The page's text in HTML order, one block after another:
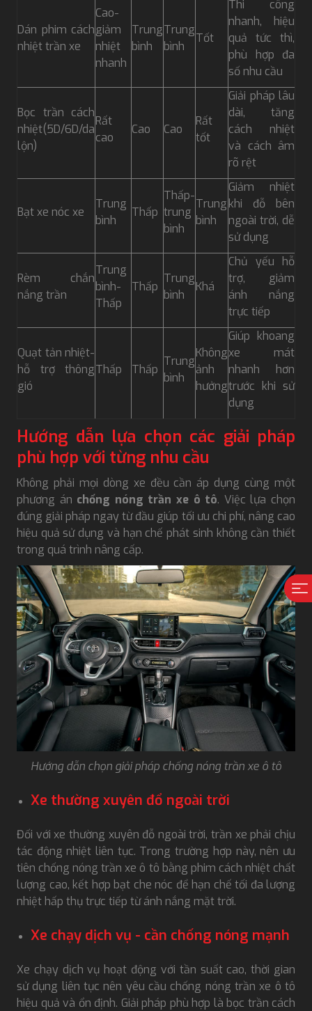
Dán phim cách
nhiệt trần xe
Cao-
giảm
nhiệt
nhanh
Trung
bình
Trung
bình
Tốt
Thi công
nhanh, hiệu
quả tức thì,
phù hợp đa
số nhu cầu
Bọc trần cách
nhiệt(5D/6D/da
lộn)
Rất
cao
Cao Cao
Rất
tốt
Giải pháp lâu
dài, tăng
cách nhiệt
và cách âm
rõ rệt
Bạt xe nóc xe
Trung
bình
Thấp
Thấp-
trung
bình
Trung
bình
Giảm nhiệt
khi đỗ bên
ngoài trời, dễ
sử dụng
Rèm chắn
nắng trần
Trung
bình-
Thấp
Thấp
Trung
bình
Khá
Chủ yếu hỗ
trợ, giảm
ánh nắng
trực tiếp
Quạt tản nhiệt-
hỗ trợ thông
gió
Thấp Thấp
Trung
bình
Không
ảnh
hưởng
Giúp khoang
xe mát
nhanh hơn
trước khi sử
dụng
Hướng dẫn lựa chọn các giải pháp
phù hợp với từng nhu cầu
Không phải mọi dòng xe đều cần áp dụng cùng một
phương án chống nóng trần xe ô tô. Việc lựa chọn
đúng giải pháp ngay từ đầu giúp tối ưu chi phí, nâng cao
hiệu quả sử dụng và hạn chế phát sinh không cần thiết
trong quá trình nâng cấp.
Hướng dẫn chọn giải pháp chống nóng trần xe ô tô
Xe thường xuyên đổ ngoài trời
Đối với xe thường xuyên đỗ ngoài trời, trần xe phải chịu
tác động nhiệt liên tục. Trong trường hợp này, nên ưu
tiên chống nóng trần xe ô tô bằng phim cách nhiệt chất
lượng cao, kết hợp bạt che nóc để hạn chế tối đa lượng
nhiệt hấp thụ trực tiếp từ ánh nắng mặt trời.
Xe chạy dịch vụ - cần chống nóng mạnh
Xe chạy dịch vụ hoạt động với tần suất cao, thời gian
sử dụng liên tục nên yêu cầu chống nóng trần xe ô tô
hiệu quả và ổn định. Giải pháp phù hợp là bọc trần cách